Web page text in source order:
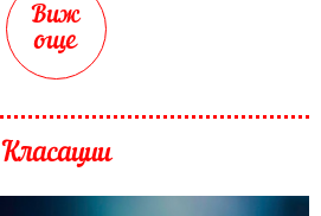
Виж
още
Класации